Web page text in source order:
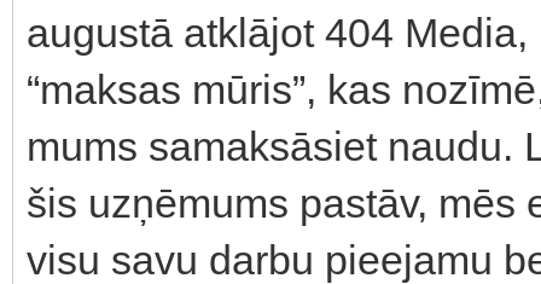
augustā atklājot 404
“maksas mūris”, kas
mums samaksāsiet naudu.
šis uzņēmums pastāv,
visu savu darbu pieejamu